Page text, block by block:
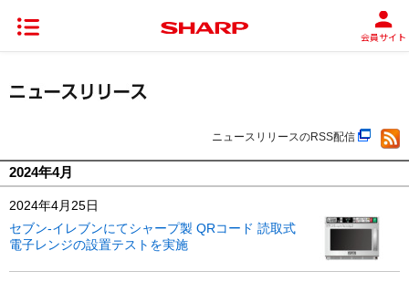
会員サイト
ニュースリリースのRSS配信
2024年4月
2024年4月25日
セブン-イレブンにてシャープ製 QRコード 読取式
電子レンジの設置テストを実施